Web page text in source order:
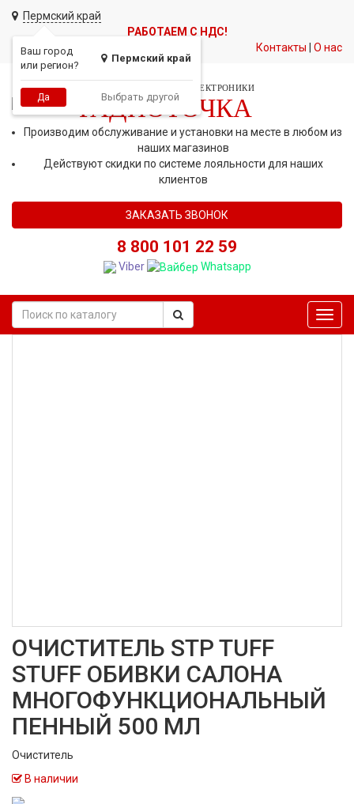
Пермский край
Ваш город
или регион?
Пермский край
Да Выбрать другой
РАБОТАЕМ С НДС!
Контакты
О нас
СЕТЬ МАГАЗИНОВ АВТОЭЛЕКТРОНИКИ
РАДИОТОЧКА
Производим обслуживание и установки на месте в любом из
наших магазинов
Действуют скидки по системе лояльности для наших
клиентов
ЗАКАЗАТЬ ЗВОНОК
8 800 101 22 59
Viber Whatsapp
ОЧИСТИТЕЛЬ STP TUFF
STUFF ОБИВКИ САЛОНА
МНОГОФУНКЦИОНАЛЬНЫЙ
ПЕННЫЙ 500 МЛ
Очиститель
В наличии